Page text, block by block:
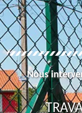
Nous